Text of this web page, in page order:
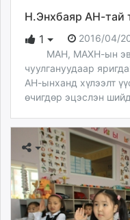
Н.Энхбаяр АН-тай
1
2016/04/
МАН, МАХН-ын
чуулгануудаар
АН-ынханд хүлээлт
өчигдөр эцэслэн